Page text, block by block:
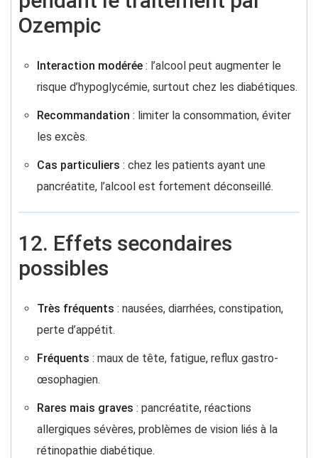
Ozempic
Interaction modérée: l’alcool peut augmenter le
risque d’hypoglycémie, surtout chez les diabétiques.
Recommandation : limiter la consommation, éviter
les excès.
Cas particuliers : chez les patients ayant une
pancréatite, l’alcool est fortement déconseillé.
12. Effets secondaires
possibles
Très fréquents : nausées, diarrhées, constipation,
perte d’appétit.
Fréquents : maux de tête, fatigue, reflux gastro-
œsophagien.
Rares mais graves : pancréatite, réactions
allergiques sévères, problèmes de vision liés à la
rétinopathie diabétique.